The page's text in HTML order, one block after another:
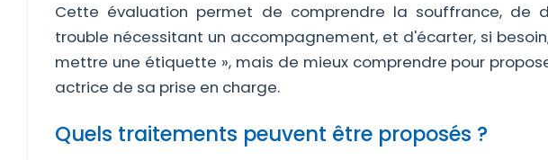
Cette évaluation permet de comprendre la souffrance, de
trouble nécessitant un accompagnement, et d'écarter, si
mettre une étiquette », mais de mieux comprendre pour
actrice de sa prise en charge.
Quels traitements peuvent être proposés ?